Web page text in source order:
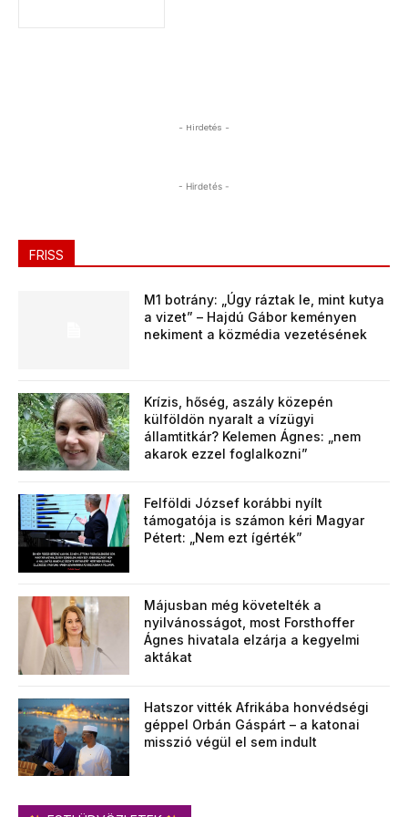
- Hirdetés -
- Hirdetés -
FRISS
M1 botrány: „Úgy ráztak le, mint kutya
a vizet” – Hajdú Gábor keményen
nekiment a közmédia vezetésének
Krízis, hőség, aszály közepén
külföldön nyaralt a vízügyi
államtitkár? Kelemen Ágnes: „nem
akarok ezzel foglalkozni”
Felföldi József korábbi nyílt
támogatója is számon kéri Magyar
Pétert: „Nem ezt ígérték”
Májusban még követelték a
nyilvánosságot, most Forsthoffer
Ágnes hivatala elzárja a kegyelmi
aktákat
Hatszor vitték Afrikába honvédségi
géppel Orbán Gáspárt – a katonai
misszió végül el sem indult